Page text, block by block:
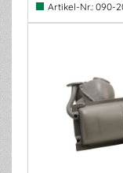
Artikel-Nr.: 090-